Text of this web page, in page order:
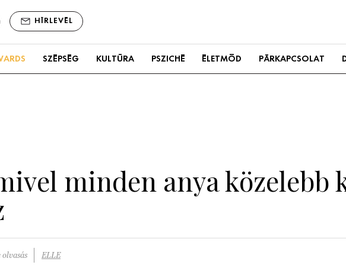
HÍRLEVÉL
SZÉPSÉG KULTÚRA PSZICHÉ ÉLETMÓD PÁRKAPCSOLAT
minden anya közelebb
olvasás ELLE